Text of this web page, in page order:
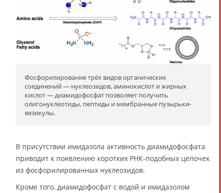
Фосфорилирование трёх видов органических
соединений — нуклеозидов, аминокислот и жирных
кислот — диамидофосфат позволяет получить
олигонуклеотиды, пептиды и мембранные пузырьки-
везикулы.
В присутствии имидазола активность диамидофосфата
приводит к появлению коротких РНК-подобных цепочек
из фосфорилированных нуклеозидов.
Кроме того, диамидофосфат с водой и имидазолом